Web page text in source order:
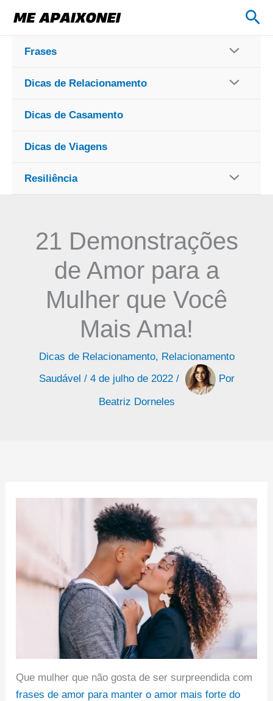
para
conteúdo
Frases
Dicas de Relacionamento
Dicas de Casamento
Dicas de Viagens
Resiliência
21 Demonstrações
de Amor para a
Mulher que Você
Mais Ama!
Dicas de Relacionamento, Relacionamento
Saudável / 4 de julho de 2022 /
Por
Beatriz Dorneles
Que mulher que não gosta de ser surpreendida com
frases de amor para manter o amor mais forte do